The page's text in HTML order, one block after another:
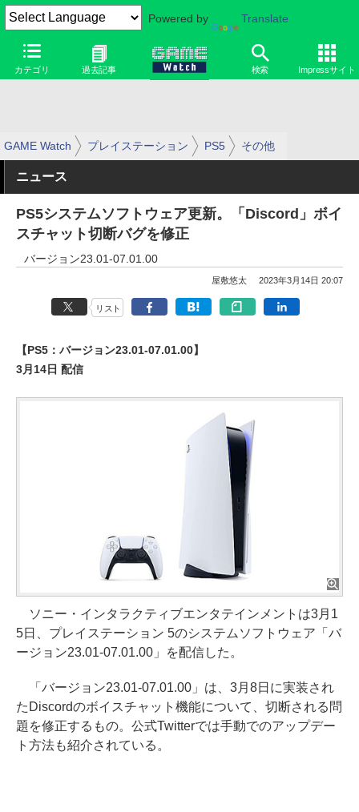
Powered by Translate
カテゴリ 過去記事 検索 Impressサイト
GAME Watch プレイステーション PS5 その他
ニュース
PS5システムソフトウェア更新。「Discord」ボイ
スチャット切断バグを修正
バージョン23.01-07.01.00
屋敷悠太 2023年3月14日 20:07
リスト
【PS5：バージョン23.01-07.01.00】
3月14日 配信
ソニー・インタラクティブエンタテインメントは3月1
5日、プレイステーション 5のシステムソフトウェア「バ
ージョン23.01-07.01.00」を配信した。
「バージョン23.01-07.01.00」は、3月8日に実装され
たDiscordのボイスチャット機能について、切断される問
題を修正するもの。公式Twitterでは手動でのアップデー
ト方法も紹介されている。